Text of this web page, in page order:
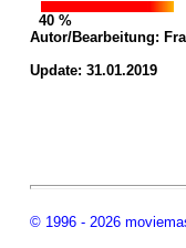
40 %
Autor/Bearbeitung:
Update: 31.01.2019
© 1996 - 2026